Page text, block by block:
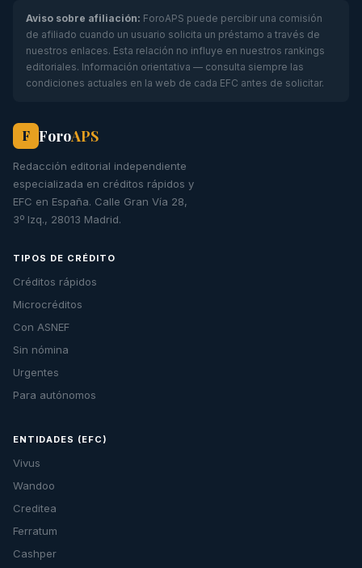
Aviso sobre afiliación: ForoAPS puede percibir una comisión
de afiliado cuando un usuario solicita un préstamo a través de
nuestros enlaces. Esta relación no influye en nuestros rankings
editoriales. Información orientativa — consulta siempre las
condiciones actuales en la web de cada EFC antes de solicitar.
F ForoAPS
Redacción editorial independiente
especializada en créditos rápidos y
EFC en España. Calle Gran Vía 28,
3º Izq., 28013 Madrid.
TIPOS DE CRÉDITO
Créditos rápidos
Microcréditos
Con ASNEF
Sin nómina
Urgentes
Para autónomos
ENTIDADES (EFC)
Vivus
Wandoo
Creditea
Ferratum
Cashper